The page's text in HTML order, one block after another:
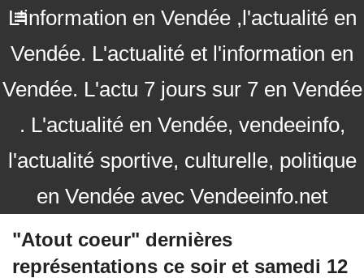
L'information en Vendée ,l'actualité en
Vendée. L'actualité et l'information en
Vendée. L'actu 7 jours sur 7 en Vendée
. L'actualité en Vendée, vendeeinfo,
l'actualité sportive, culturelle, politique
en Vendée avec Vendeeinfo.net
"Atout coeur" dernières
représentations ce soir et samedi 12